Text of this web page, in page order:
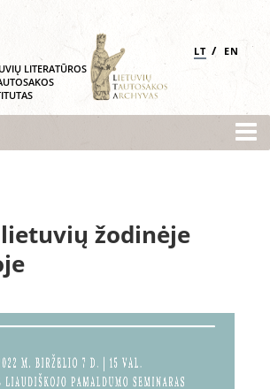
LITERATŪROS
LT / EN
žodinėje